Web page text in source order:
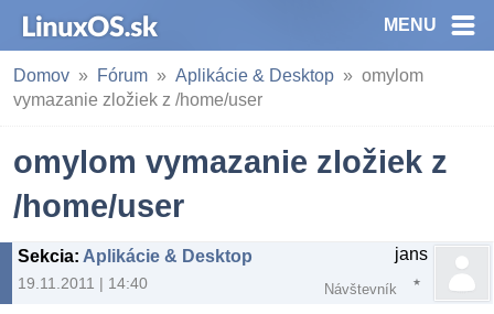
MENU
Domov Fórum Aplikácie & Desktop
omylom
vymazanie zložiek z /home/user
omylom vymazanie zložiek z
/home/user
Sekcia: Aplikácie & Desktop
19.11.2011 | 14:40
jans
Návštevník